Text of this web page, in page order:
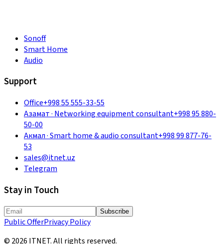
Sonoff
Smart Home
Audio
Support
Office+998 55 555-33-55
Азамат· Networking equipment consultant+998 95 880-
50-00
Акмал·Smart home & audio consultant+998 99 877-76-
53
sales@itnet.uz
Telegram
Stay in Touch
Subscribe
Public OfferPrivacy Policy
© 2026 ITNET.All rights reserved.